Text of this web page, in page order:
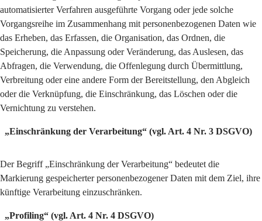
automatisierter Verfahren ausgeführte Vorgang oder jede solche
Vorgangsreihe im Zusammenhang mit personenbezogenen Daten wie
das Erheben, das Erfassen, die Organisation, das Ordnen, die
Speicherung, die Anpassung oder Veränderung, das Auslesen, das
Abfragen, die Verwendung, die Offenlegung durch Übermittlung,
Verbreitung oder eine andere Form der Bereitstellung, den Abgleich
oder die Verknüpfung, die Einschränkung, das Löschen oder die
Vernichtung zu verstehen.
„Einschränkung der Verarbeitung“ (vgl. Art. 4 Nr. 3 DSGVO)
Der Begriff „Einschränkung der Verarbeitung“ bedeutet die
Markierung gespeicherter personenbezogener Daten mit dem Ziel, ihre
künftige Verarbeitung einzuschränken.
„Profiling“ (vgl. Art. 4 Nr. 4 DSGVO)